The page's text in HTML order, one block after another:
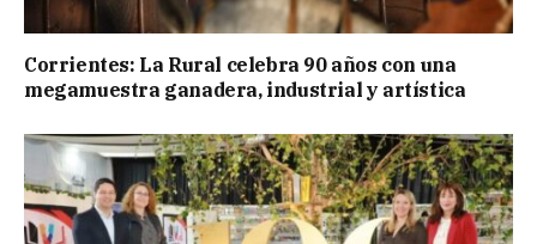
Corrientes: La Rural celebra 90 años con una
megamuestra ganadera, industrial y artística